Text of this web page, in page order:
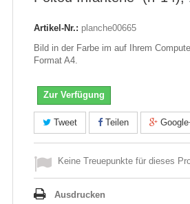
Artikel-Nr.: planche00665
Bild in der Farbe im auf Ihrem
Format A4.
Zur Verfügung
Tweet Teilen
Keine Treuepunkte für dieses
Ausdrucken